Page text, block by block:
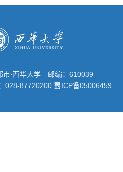
市·西华大学 邮编：610039
028-87720200 蜀ICP备05006459